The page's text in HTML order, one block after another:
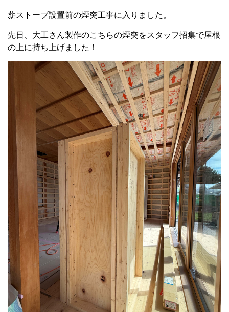
薪ストーブ設置前の煙突工事に入りました。
先日、大工さん製作のこちらの煙突をスタッフ招集で屋根
の上に持ち上げました！